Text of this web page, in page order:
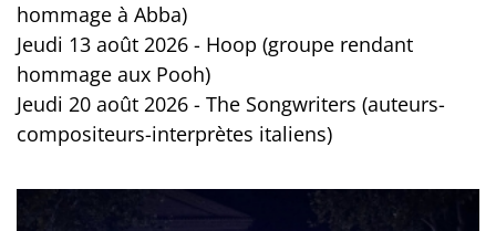
hommage à Abba)
Jeudi 13 août 2026 - Hoop (groupe rendant
hommage aux Pooh)
Jeudi 20 août 2026 - The Songwriters (auteurs-
compositeurs-interprètes italiens)